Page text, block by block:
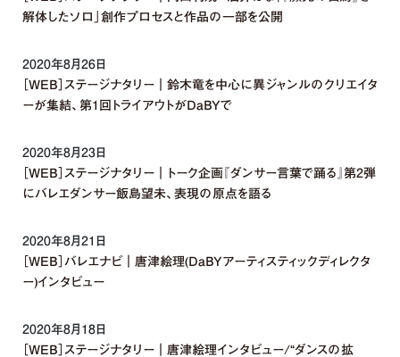
解体したソロ」創作プロセスと作品の一部を公開
2020年8月26日
［WEB］ステージナタリー｜鈴木竜を中心に異ジャンルのクリエイタ
ーが集結、第1回トライアウトがDaBYで
2020年8月23日
［WEB］ステージナタリー｜トーク企画『ダンサー言葉で踊る』第2弾
にバレエダンサー飯島望未、表現の原点を語る
2020年8月21日
［WEB］バレエナビ｜唐津絵理(DaBYアーティスティックディレクタ
ー)インタビュー
2020年8月18日
［WEB］ステージナタリー｜唐津絵理インタビュー/“ダンスの拡